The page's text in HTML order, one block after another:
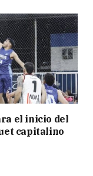
el inicio del
capitalino